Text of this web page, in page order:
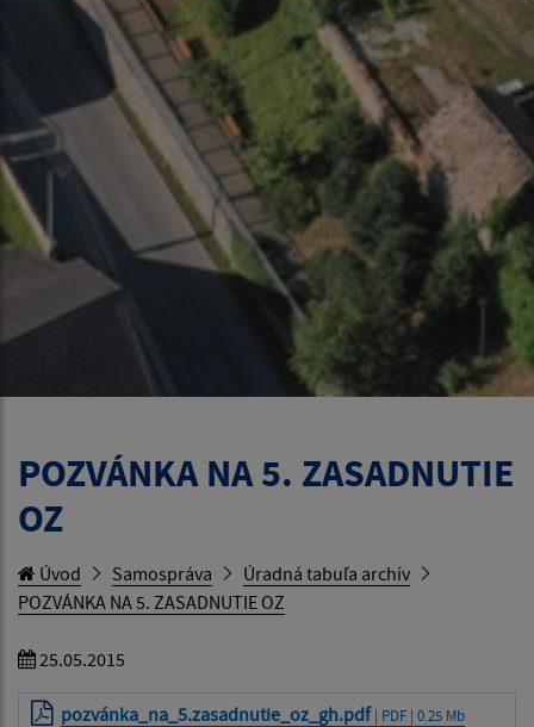
POZVÁNKA NA 5. ZASADNUTIE
OZ
Úvod Samospráva
Úradná tabuľa archív
POZVÁNKA NA 5. ZASADNUTIE OZ
25.05.2015
pozvánka_na_5.zasadnutie_oz_gh.pdf | PDF | 0.25 Mb